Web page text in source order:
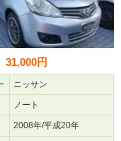
31,000円
ニッサン
ノート
2008年/平成20年